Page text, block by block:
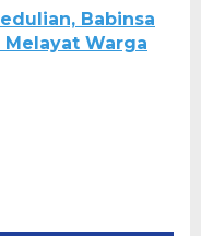
Babinsa
Melayat Warga